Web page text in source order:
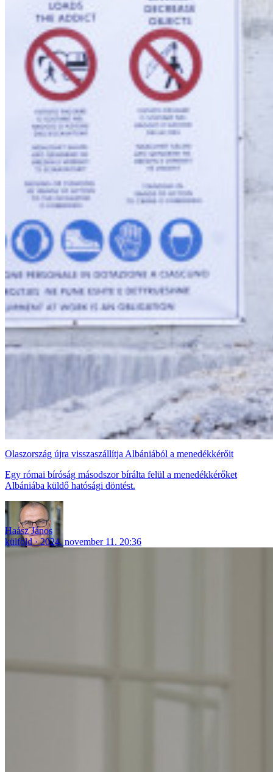
Olaszország újra visszaszállítja Albániából a menedékkérőit
Egy római bíróság másodszor bírálta felül a menedékkérőket
Albániába küldő hatósági döntést.
Haász János
külföld
2024. november 11. 20:36